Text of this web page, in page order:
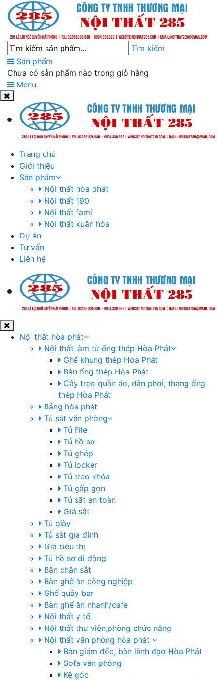
Tìm kiếm
Sản phẩm
Chưa có sản phẩm nào trong giỏ hàng
Menu
Trang chủ
Giới thiệu
Sản phẩm
Nội thất hòa phát
Nội thất 190
Nội thất fami
Nội thất xuân hòa
Dự án
Tư vấn
Liên hệ
Nội thất hòa phát
Nội thất làm từ ống thép Hòa Phát
Ghế khung thép Hòa Phát
Bàn ống thép Hòa Phát
Cây treo quần áo, dàn phơi, thang ống
thép Hòa Phát
Bảng hòa phát
Tủ sắt văn phòng
Tủ File
Tủ hồ sơ
Tủ ghép
Tủ locker
Tủ treo khóa
Tủ gấp gọn
Tủ săt an toàn
Giá sắt
Tủ giày
Tủ sắt gia đình
Giá siêu thị
Tủ hồ sơ di động
Bân chân sắt
Bàn ghế ăn công nghiệp
Ghế quầy bar
Bàn ghế ăn nhanh/cafe
Nội thất y tế
Nội thất thư viện,phòng chức năng
Nội thất văn phòng hòa phát
Bàn giám đốc, bàn lãnh đạo Hòa Phát
Sofa văn phòng
Kệ góc